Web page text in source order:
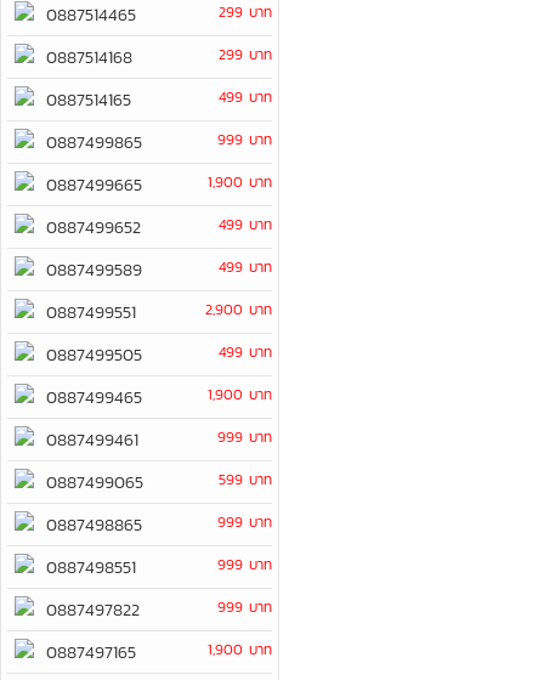
0887514465 299 บาท
0887514168 299 บาท
0887514165 499 บาท
0887499865 999 บาท
0887499665 1,900 บาท
0887499652 499 บาท
0887499589 499 บาท
0887499551 2,900 บาท
0887499505 499 บาท
0887499465 1,900 บาท
0887499461 999 บาท
0887499065 599 บาท
0887498865 999 บาท
0887498551 999 บาท
0887497822 999 บาท
0887497165 1,900 บาท